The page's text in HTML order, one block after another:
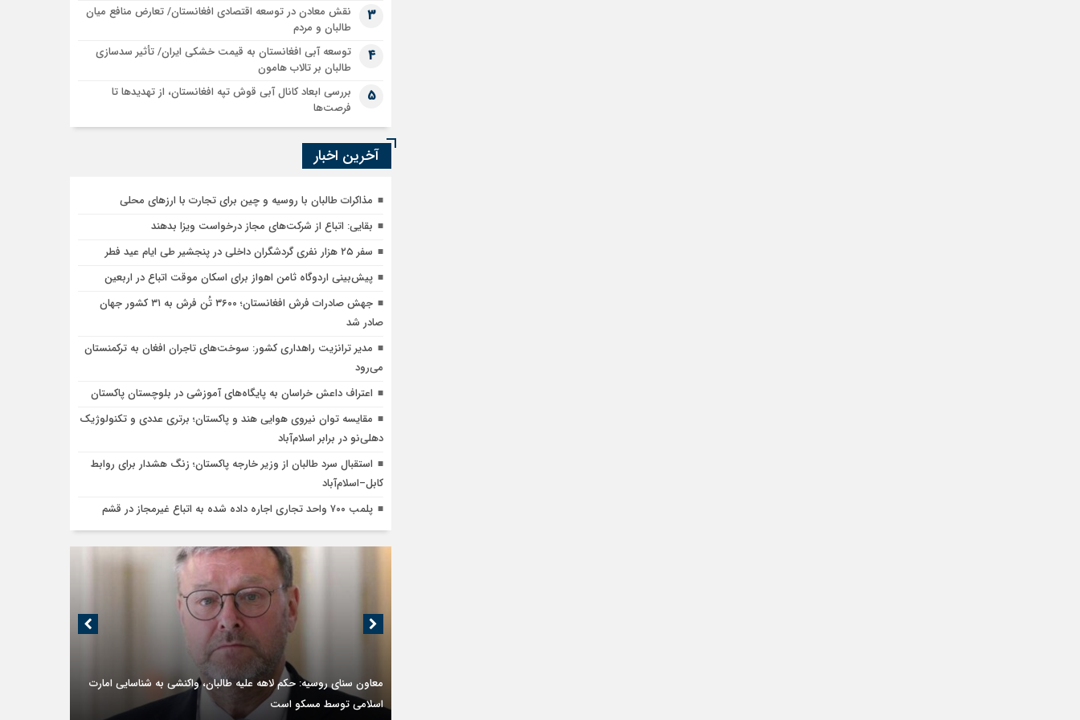
3
نقش معادن در توسعه اقتصادی افغانستان/ تعارض منافع میان
طالبان و مردم
4
توسعه آبی افغانستان به قیمت خشکی ایران/ تأثیر سدسازی
طالبان بر تالاب هامون
5
بررسی ابعاد کانال آبی قوش تپه افغانستان، از تهدیدها تا
فرصت‌ها
آخرین اخبار
مذاکرات طالبان با روسیه و چین برای تجارت با ارزهای محلی
بقایی: اتباع از شرکت‌های مجاز درخواست ویزا بدهند
سفر ۲۵ هزار نفری گردشگران داخلی در پنجشیر طی ایام عید فطر
پیش‌بینی اردوگاه ثامن اهواز برای اسکان موقت اتباع در اربعین
جهش صادرات فرش افغانستان؛ ۳۶۰۰ تُن فرش به ۳۱ کشور جهان
صادر شد
مدیر ترانزیت راهداری کشور: سوخت‌های تاجران افغان به ترکمنستان
می‌رود
اعتراف داعش خراسان به پایگاه‌های آموزشی در بلوچستان پاکستان
مقایسه توان نیروی هوایی هند و پاکستان؛ برتری عددی و تکنولوژیک
دهلی‌نو در برابر اسلام‌آباد
استقبال سرد طالبان از وزیر خارجه پاکستان؛ زنگ هشدار برای روابط
کابل–اسلام‌آباد
پلمب ۷۰۰ واحد تجاری اجاره داده شده به اتباع غیرمجاز در قشم
معاون سنای روسیه: حکم لاهه علیه طالبان، واکنشی به شناسایی امارت
اسلامی توسط مسکو است